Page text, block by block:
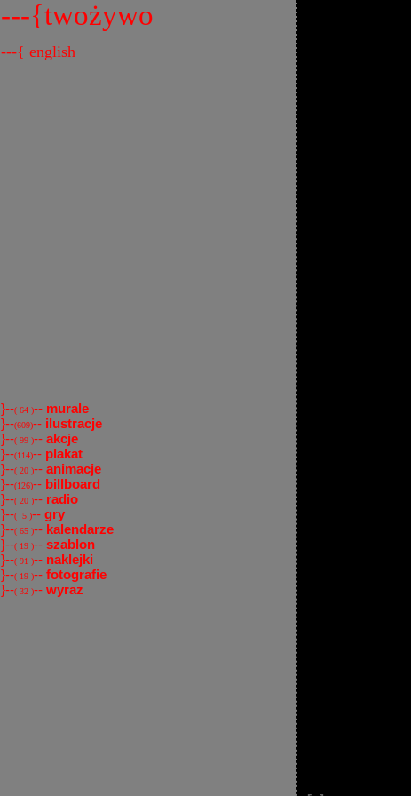
---{twożywo
---{ english
}--( 64 )-- murale
}--(609)-- ilustracje
}--( 99 )-- akcje
}--(114)-- plakat
}--( 20 )-- animacje
}--(126)-- billboard
}--( 20 )-- radio
}--( 5 )-- gry
}--( 65 )-- kalendarze
}--( 19 )-- szablon
}--( 91 )-- naklejki
}--( 19 )-- fotografie
}--( 32 )-- wyraz